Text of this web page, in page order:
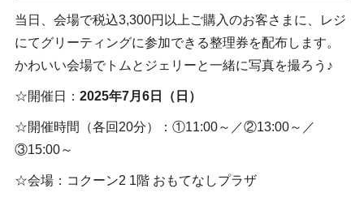
当日、会場で税込3,300円以上ご購入のお客さまに、レジ
にてグリーティングに参加できる整理券を配布します。
かわいい会場でトムとジェリーと一緒に写真を撮ろう♪
☆開催日： 2025年7月6日（日）
☆開催時間（各回20分）：①11:00～／②13:00～／
③15:00～
☆会場：コクーン2 1階 おもてなしプラザ